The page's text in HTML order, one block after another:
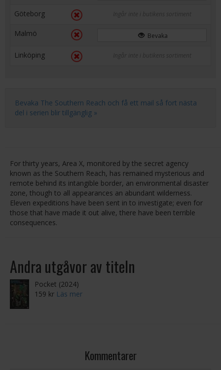
Göteborg Ingår inte i butikens sortiment
Malmö Bevaka
Linköping Ingår inte i butikens sortiment
Bevaka The Southern Reach och få ett mail så fort nästa
del i serien blir tillgänglig »
For thirty years, Area X, monitored by the secret agency
known as the Southern Reach, has remained mysterious and
remote behind its intangible border, an environmental disaster
zone, though to all appearances an abundant wilderness.
Eleven expeditions have been sent in to investigate; even for
those that have made it out alive, there have been terrible
consequences.
Andra utgåvor av titeln
Pocket (2024)
159 kr Läs mer
Kommentarer